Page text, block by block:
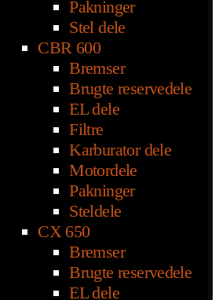
Pakninger
Stel dele
CBR 600
Bremser
Brugte reservedele
EL dele
Filtre
Karburator dele
Motordele
Pakninger
Steldele
CX 650
Bremser
Brugte reservedele
EL dele